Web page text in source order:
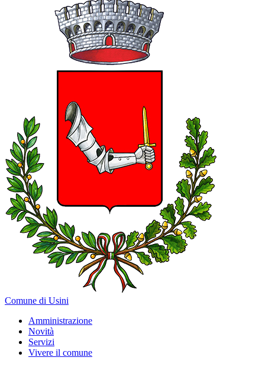
Comune di Usini
Amministrazione
Novità
Servizi
Vivere il comune